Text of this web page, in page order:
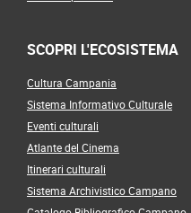
SCOPRI L'ECOSISTEMA
Cultura Campania
Sistema Informativo Culturale
Eventi culturali
Atlante del Cinema
Itinerari culturali
Sistema Archivistico Campano